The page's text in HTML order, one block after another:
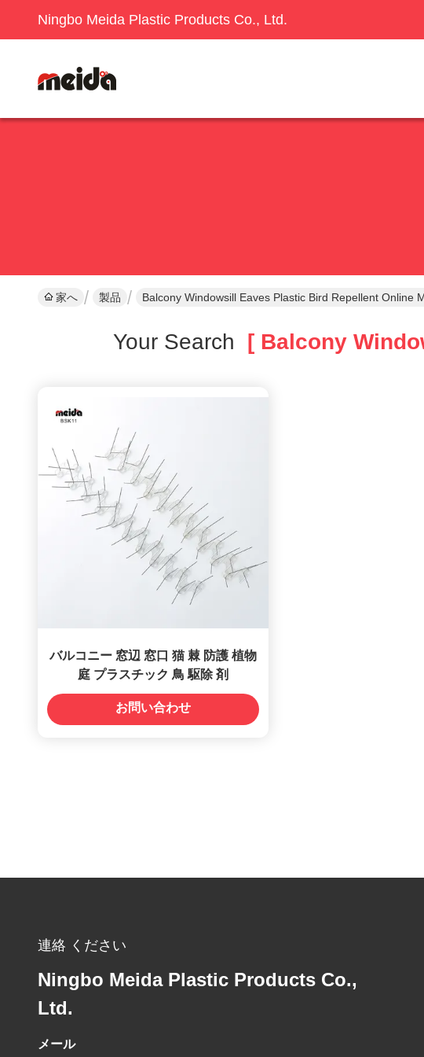
Ningbo Meida Plastic Products Co., Ltd.
家へ 製品 Balcony Windowsill Eaves Plastic Bird Repellent Online
Your Search [ Balcony
バルコニー 窓辺 窓口 猫 棘 防護 植物
庭 プラスチック 鳥 駆除 剤
お問い合わせ
連絡 ください
Ningbo Meida Plastic Products Co.,
Ltd.
メール